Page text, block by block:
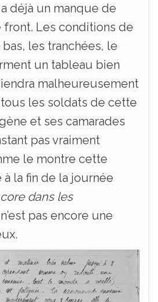
déjà un manque de
front. Les conditions de
les tranchées, le
un tableau bien
malheureusement
les soldats de cette
et ses camarades
pas vraiment
le montre cette
la fin de la journée
dans les
pas encore une